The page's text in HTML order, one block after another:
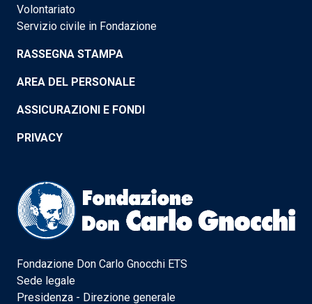
Volontariato
Servizio civile in Fondazione
RASSEGNA STAMPA
AREA DEL PERSONALE
ASSICURAZIONI E FONDI
PRIVACY
Fondazione Don Carlo Gnocchi ETS
Sede legale
Presidenza - Direzione generale